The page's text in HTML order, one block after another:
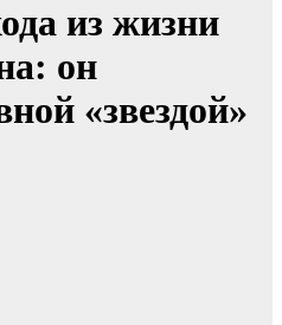
из жизни
он
«звездой»